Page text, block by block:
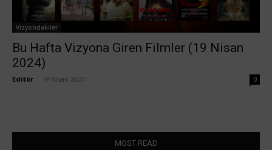
Vizyondakiler
Bu Hafta Vizyona Giren Filmler (19 Nisan
2024)
Editör 19 Nisan 2024 0
MOST READ